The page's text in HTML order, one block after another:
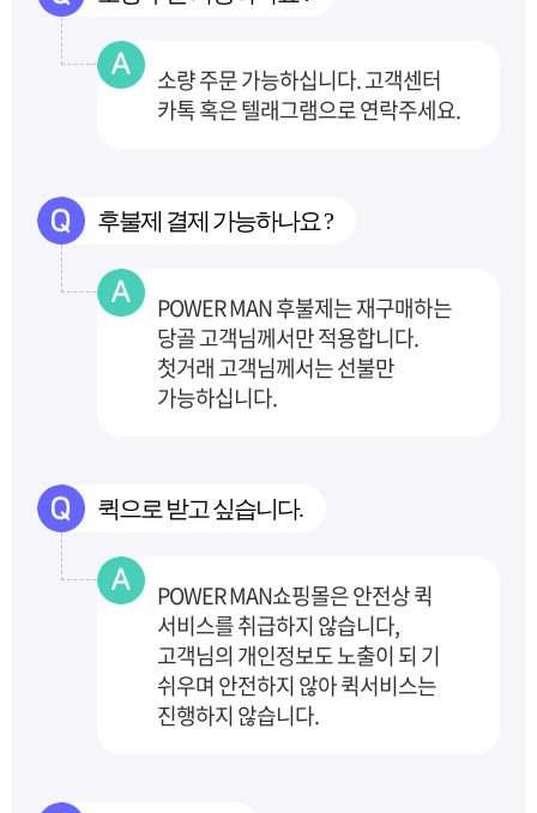
소량 주문 가능하십니다. 고객센터
카톡 혹은 텔래그램으로 연락주세요.
후불제 결제 가능하나요 ?
POWER MAN 후불제는 재구매하는
당골 고객님께서만 적용합니다.
첫거래 고객님께서는 선불만
가능하십니다.
퀵으로 받고 싶습니다.
POWER MAN쇼핑몰은 안전상 퀵
서비스를 취급하지 않습니다,
고객님의 개인정보도 노출이 되 기
쉬우며 안전하지 않아 퀵서비스는
진행하지 않습니다.